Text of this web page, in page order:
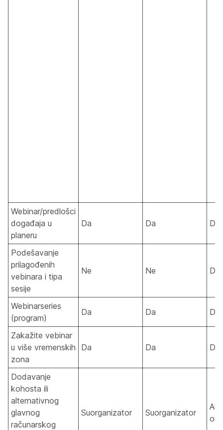
Webinar/predlošci
događaja u
planeru
Da Da Da
Podešavanje
prilagođenih
vebinara i tipa
sesije
Ne Ne Da
Webinarseries
(program)
Da Da Da
Zakažite vebinar
u više vremenskih
zona
Da Da Da
Dodavanje
kohosta ili
alternativnog
glavnog
računarskog
Suorganizator Suorganizator